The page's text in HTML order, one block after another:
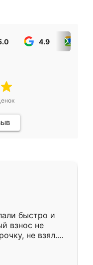
4.9
быстро и
взнос не
не взял.
с прямыми